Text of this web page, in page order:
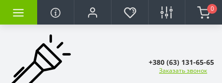
0
+380 (63) 131-65-65
Заказать звонок